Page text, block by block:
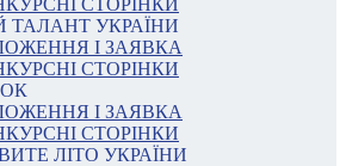
СТОРІНКИ
ТАЛАНТ УКРАЇНИ
І ЗАЯВКА
СТОРІНКИ
І ЗАЯВКА
СТОРІНКИ
ЛІТО УКРАЇНИ